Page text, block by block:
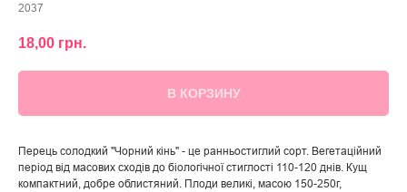
2037
18,00 грн.
В КОРЗИНУ
Перець солодкий "Чорний кінь" - це ранньостиглий сорт. Вегетаційний
період від масових сходів до біологічної стиглості 110-120 днів. Кущ
компактний, добре облистяний. Плоди великі, масою 150-250г,